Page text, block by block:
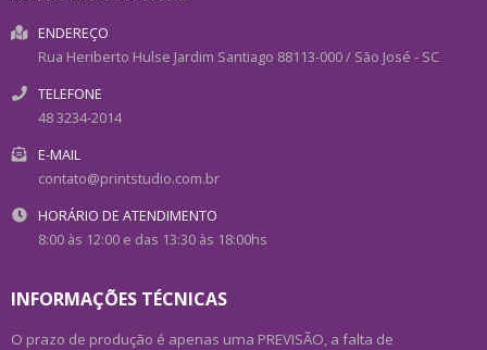
ENDEREÇO
Rua Heriberto Hulse Jardim Santiago 88113-000/ São José - SC
TELEFONE
48 3234-2014
E-MAIL
contato@printstudio.com.br
HORÁRIO DE ATENDIMENTO
8:00 às 12:00 e das 13:30 às 18:00hs
INFORMAÇÕES TÉCNICAS
O prazo de produção é apenas uma PREVISÃO, a falta de